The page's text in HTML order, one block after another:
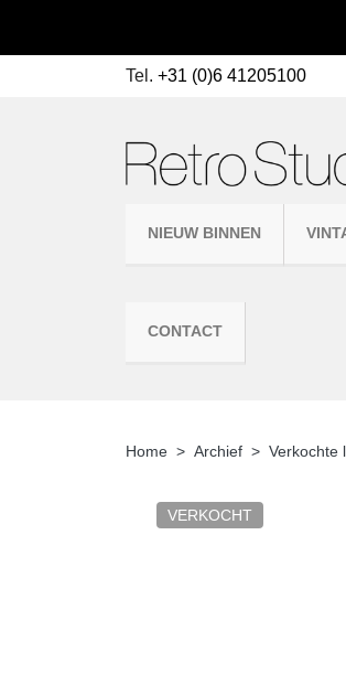
Tel. +31 (0)6 41205100
NIEUW BINNEN
CONTACT
Home Archief Verkochte
VERKOCHT